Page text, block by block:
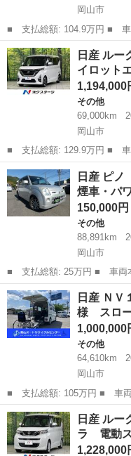
岡山市
■ 支払総額: 104.9万円 ■ 車両本体価格： 943,000 円 ■ メーカー
名： 日産 ■ 車種名： ＮＶ
名： ＤＸ ＧＬセーフティ
車 ドラレコ...
岡山 岡山市 その他
日産 ル
イロット
1,194,000
その他
69,000km
岡山市
■ 支払総額: 129.9万円 ■ 車両本体価格： 1,194,000 円 ■ メーカ
ー名： 日産 ■ 車種名：
スター Ｘ プロパイロット
ロット ...
岡山 岡山市 その他
日産 ピ
煙車・パ
150,000円
その他
88,891km
岡山市
■ 支払総額: 25万円 ■ 車両本体価格： 150,000 円 ■ メーカー
名： 日産 ■ 車種名： ピ
ナビ・テレビ・禁煙車・パ
枚数：...
岡山 岡山市 その他
日産 Ｎ
様 スロ
1,000,000
その他
64,610km
岡山市
■ 支払総額: 105万円 ■ 車両本体価格： 1,000,000 円 ■ メーカー
名： 日産 ■ 車種名： ＮＶ
名： Ｅ 車椅子仕様 スロ
ビ バックカメ...
岡山 岡山市 その他
日産 ル
ラ 電動
1,228,000